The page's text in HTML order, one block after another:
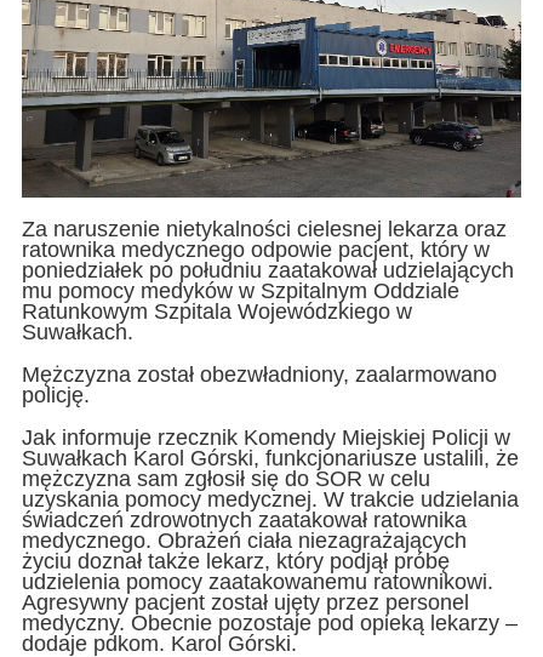
Za naruszenie nietykalności cielesnej lekarza oraz
ratownika medycznego odpowie pacjent, który w
poniedziałek po południu zaatakował udzielających
mu pomocy medyków w Szpitalnym Oddziale
Ratunkowym Szpitala Wojewódzkiego w
Suwałkach.
Mężczyzna został obezwładniony, zaalarmowano
policję.
Jak informuje rzecznik Komendy Miejskiej Policji w
Suwałkach Karol Górski, funkcjonariusze ustalili, że
mężczyzna sam zgłosił się do SOR w celu
uzyskania pomocy medycznej. W trakcie udzielania
świadczeń zdrowotnych zaatakował ratownika
medycznego. Obrażeń ciała niezagrażających
życiu doznał także lekarz, który podjął próbę
udzielenia pomocy zaatakowanemu ratownikowi.
Agresywny pacjent został ujęty przez personel
medyczny. Obecnie pozostaje pod opieką lekarzy –
dodaje pdkom. Karol Górski.